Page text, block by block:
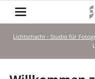
Lichtschacht - Studio für